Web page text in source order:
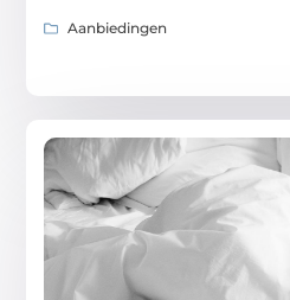
Aanbiedingen